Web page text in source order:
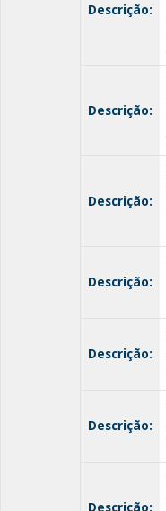
Descrição:
Descrição:
Descrição:
Descrição:
Descrição:
Descrição:
Descrição: